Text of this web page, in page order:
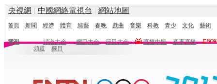
央視網 | 中國網絡電視台 | 網站地圖
首頁 新聞 經濟 體育 綜藝 春晚 戲曲 音樂 科教 青少 文化 藝術
電視 頻道大全 欄目大全 節目大全 直播中國
賽事直播
頻道
欄目